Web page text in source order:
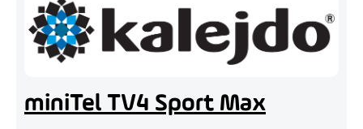
miniTel TV4 Sport Max